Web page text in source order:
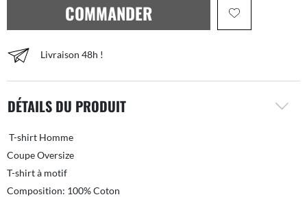
COMMANDER
Livraison 48h !
DÉTAILS DU PRODUIT
T-shirt Homme
Coupe Oversize
T-shirt à motif
Composition: 100% Coton